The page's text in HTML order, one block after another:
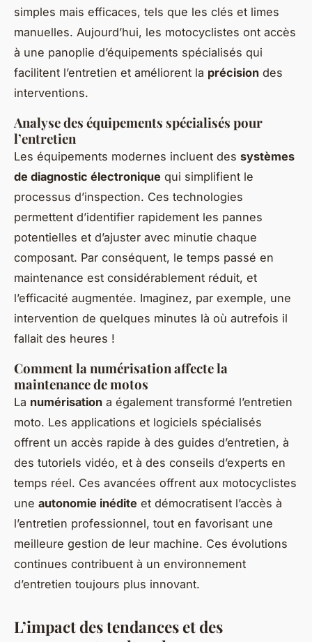
simples mais efficaces, tels que les clés et limes
manuelles. Aujourd’hui, les motocyclistes ont accès
à une panoplie d’équipements spécialisés qui
facilitent l’entretien et améliorent la précision des
interventions.
Analyse des équipements spécialisés pour
l’entretien
Les équipements modernes incluent des systèmes
de diagnostic électronique qui simplifient le
processus d’inspection. Ces technologies
permettent d’identifier rapidement les pannes
potentielles et d’ajuster avec minutie chaque
composant. Par conséquent, le temps passé en
maintenance est considérablement réduit, et
l’efficacité augmentée. Imaginez, par exemple, une
intervention de quelques minutes là où autrefois il
fallait des heures !
Comment la numérisation affecte la
maintenance de motos
La numérisation a également transformé l’entretien
moto. Les applications et logiciels spécialisés
offrent un accès rapide à des guides d’entretien, à
des tutoriels vidéo, et à des conseils d’experts en
temps réel. Ces avancées offrent aux motocyclistes
une autonomie inédite et démocratisent l’accès à
l’entretien professionnel, tout en favorisant une
meilleure gestion de leur machine. Ces évolutions
continues contribuent à un environnement
d’entretien toujours plus innovant.
L’impact des tendances et des